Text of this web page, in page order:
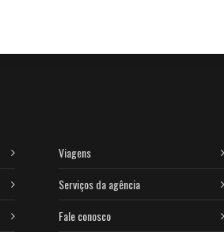
Viagens
Serviços da agência
Fale conosco